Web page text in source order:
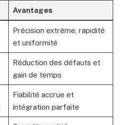
Avantages
Précision extrême, rapidité
et uniformité
Réduction des défauts et
gain de temps
Fiabilité accrue et
intégration parfaite